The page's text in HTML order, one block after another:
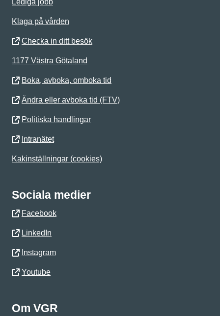
Klaga på vården
Checka in ditt besök
1177 Västra Götaland
Boka, avboka, omboka tid
Ändra eller avboka tid (FTV)
Politiska handlingar
Intranätet
Kakinställningar (cookies)
Sociala medier
Facebook
LinkedIn
Instagram
Youtube
Om VGR